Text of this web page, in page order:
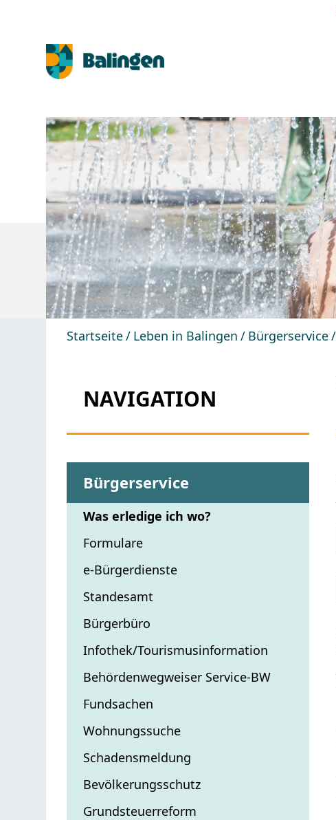
Startseite Leben in Balingen Bürgerservice
NAVIGATION
Bürgerservice
Was erledige ich wo?
Formulare
e-Bürgerdienste
Standesamt
Bürgerbüro
Infothek/Tourismusinformation
Behördenwegweiser Service-BW
Fundsachen
Wohnungssuche
Schadensmeldung
Bevölkerungsschutz
Grundsteuerreform